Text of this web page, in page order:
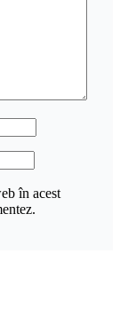
în acest